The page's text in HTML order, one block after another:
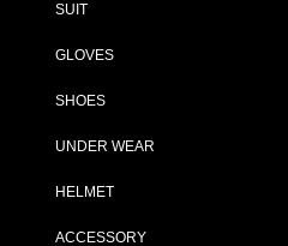
SUIT
GLOVES
SHOES
UNDER WEAR
HELMET
ACCESSORY